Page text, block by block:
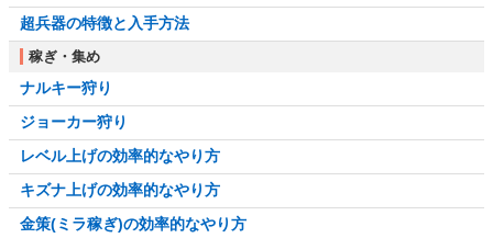
超兵器の特徴と入手方法
稼ぎ・集め
ナルキー狩り
ジョーカー狩り
レベル上げの効率的なやり方
キズナ上げの効率的なやり方
金策(ミラ稼ぎ)の効率的なやり方